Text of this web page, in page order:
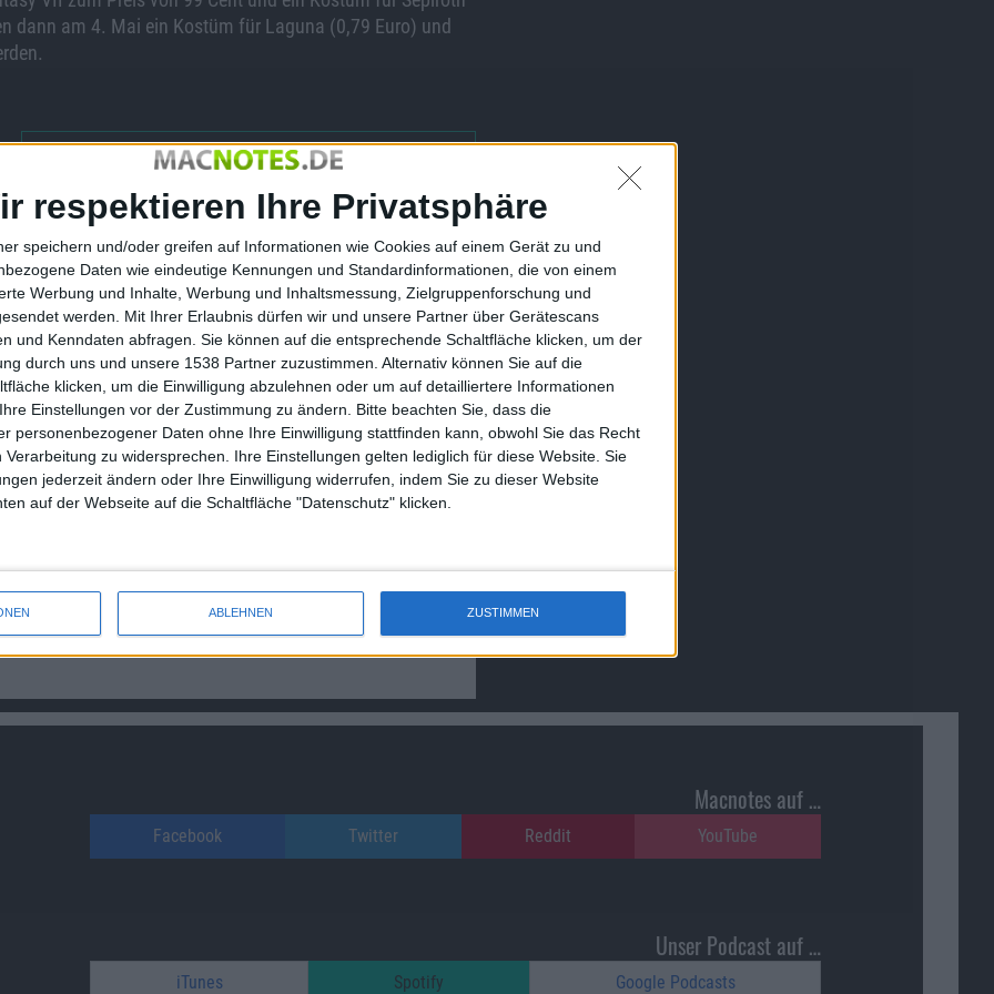
respektieren Ihre Privatsphäre
speichern und/oder greifen auf Informationen wie Cookies auf einem Gerät zu und
Daten wie eindeutige Kennungen und Standardinformationen, die von einem
Werbung und Inhalte, Werbung und Inhaltsmessung, Zielgruppenforschung und
werden.
Mit Ihrer Erlaubnis dürfen wir und unsere Partner über Gerätescans
und Kenndaten abfragen. Sie können auf die entsprechende Schaltfläche klicken, um der
durch uns und unsere 1538 Partner zuzustimmen. Alternativ können Sie auf die
klicken, um die Einwilligung abzulehnen oder um auf detailliertere Informationen
Einstellungen vor der Zustimmung zu ändern.
Bitte beachten Sie, dass die
personenbezogener Daten ohne Ihre Einwilligung stattfinden kann, obwohl Sie das Recht
Verarbeitung zu widersprechen. Ihre Einstellungen gelten lediglich für diese Website. Sie
jederzeit ändern oder Ihre Einwilligung widerrufen, indem Sie zu dieser Website
auf der Webseite auf die Schaltfläche "Datenschutz" klicken.
ABLEHNEN ZUSTIMMEN
dann am 4. Mai ein Kostüm für Laguna (0,79 Euro) und
Genesis Plus GX - Mega-Drive-E…
Fantasy XIV Kane & Lynch 2: Dog Days
Reveal-Trailer
19.12.2009
Macnotes auf …
Facebook Twitter Reddit YouTube
Unser Podcast auf …
iTunes Spotify Google Podcasts